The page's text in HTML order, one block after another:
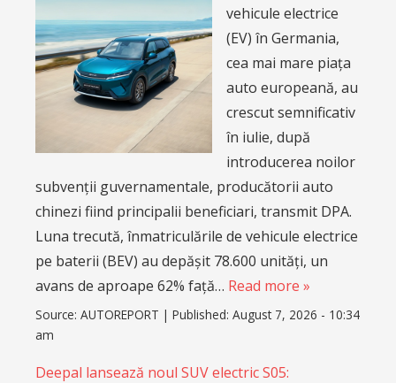
vehicule electrice
(EV) în Germania,
cea mai mare piața
auto europeană, au
crescut semnificativ
în iulie, după
introducerea noilor
subvenții guvernamentale, producătorii auto
chinezi fiind principalii beneficiari, transmit DPA.
Luna trecută, înmatriculările de vehicule electrice
pe baterii (BEV) au depășit 78.600 unități, un
avans de aproape 62% față… Read more »
Source: AUTOREPORT | Published: August 7, 2026 - 10:34
am
Deepal lansează noul SUV electric S05: